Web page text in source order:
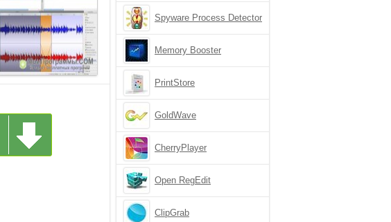
Spyware Process Detector
Memory Booster
PrintStore
GoldWave
CherryPlayer
Open RegEdit
ClipGrab